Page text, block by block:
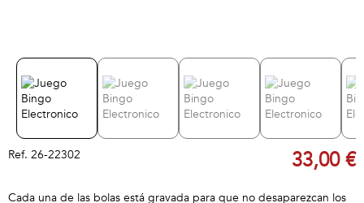
Ref. 26-22302 33,00 €
Cada una de las bolas está gravada para que no desaparezcan los